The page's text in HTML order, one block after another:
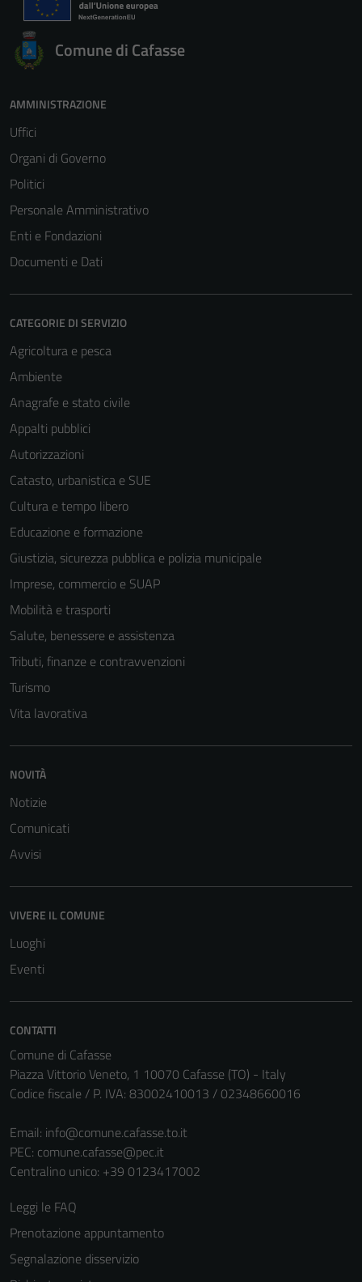
Comune di Cafasse
AMMINISTRAZIONE
Uffici
Organi di Governo
Politici
Personale Amministrativo
Enti e Fondazioni
Documenti e Dati
CATEGORIE DI SERVIZIO
Agricoltura e pesca
Ambiente
Anagrafe e stato civile
Appalti pubblici
Autorizzazioni
Catasto, urbanistica e SUE
Cultura e tempo libero
Educazione e formazione
Giustizia, sicurezza pubblica e polizia municipale
Imprese, commercio e SUAP
Mobilità e trasporti
Salute, benessere e assistenza
Tributi, finanze e contravvenzioni
Turismo
Vita lavorativa
NOVITÀ
Notizie
Comunicati
Avvisi
VIVERE IL COMUNE
Luoghi
Eventi
CONTATTI
Comune di Cafasse
Piazza Vittorio Veneto, 1 10070 Cafasse (TO) - Italy
Codice fiscale / P. IVA: 83002410013 / 02348660016
Email: info@comune.cafasse.to.it
PEC: comune.cafasse@pec.it
Centralino unico: +39 0123417002
Leggi le FAQ
Prenotazione appuntamento
Segnalazione disservizio
Tecnici
Questi cookie